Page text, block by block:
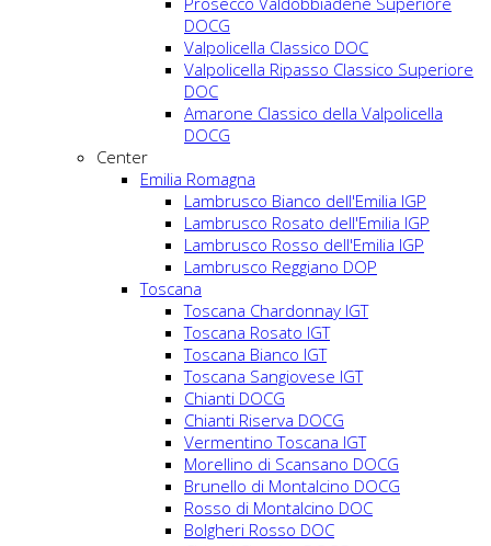
DOCG
Valpolicella Classico DOC
Valpolicella Ripasso Classico Superiore
DOC
Amarone Classico della Valpolicella
DOCG
Center
Emilia Romagna
Lambrusco Bianco dell'Emilia IGP
Lambrusco Rosato dell'Emilia IGP
Lambrusco Rosso dell'Emilia IGP
Lambrusco Reggiano DOP
Toscana
Toscana Chardonnay IGT
Toscana Rosato IGT
Toscana Bianco IGT
Toscana Sangiovese IGT
Chianti DOCG
Chianti Riserva DOCG
Vermentino Toscana IGT
Morellino di Scansano DOCG
Brunello di Montalcino DOCG
Rosso di Montalcino DOC
Bolgheri Rosso DOC